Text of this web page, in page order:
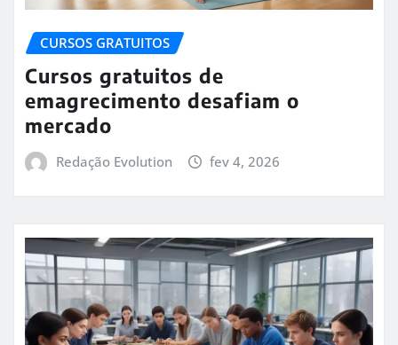
CURSOS GRATUITOS
Cursos gratuitos de
emagrecimento desafiam o
mercado
Redação Evolution fev 4, 2026